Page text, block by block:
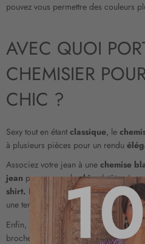
pouvez vous permettre des couleurs
AVEC QUOI
CHEMISIER
CHIC ?
Sexy tout en étant classique, le
à plusieurs pièces pour un rendu
Associez votre jean à une chemise
jean pour un renduchicplutôt qu’une
shirt. Les chemisiers cintrés, portés
une tenue de travailélégante et
Enfin, pensez à agrémenter vos
broche
élégante ou un petit foulard